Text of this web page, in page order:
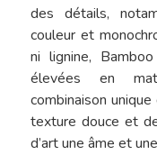
des détails,
couleur et
ni lignine,
élevées en
combinaison
texture douce et
d’art une âme et